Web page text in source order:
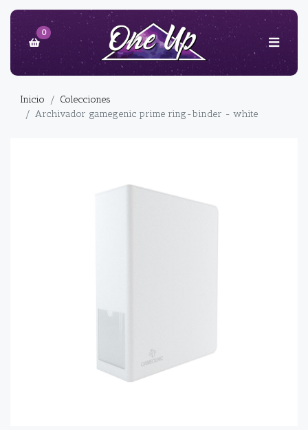
0
Inicio
Colecciones
Archivador gamegenic prime ring-binder - white